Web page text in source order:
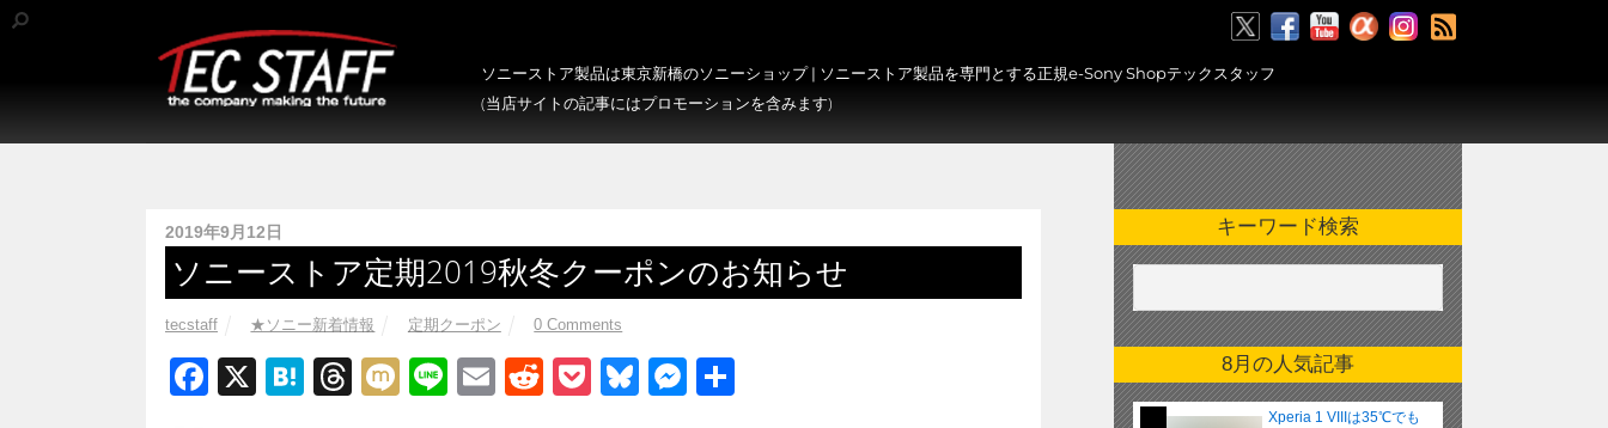
ソニーストア製品は東京新橋のソニーショップ | ソニーストア製品を専門とする正規e-Sony Shopテックスタッフ
(当店サイトの記事にはプロモーションを含みます)
2019年9月12日
ソニーストア定期2019秋冬クーポンのお知らせ
tecstaff ★ソニー新着情報 定期クーポン 0 Comments
F
X
H
T
M
Li
E
R
P
Bl
M
キーワード検索
8月の人気記事
Xperia 1 VIIIは35℃でも